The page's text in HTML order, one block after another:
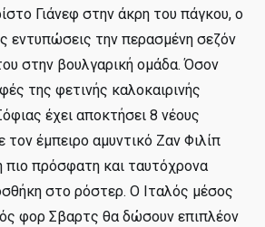
Γιάνεφ στην άκρη του πάγκου, ο
εντυπώσεις την περασμένη σεζόν
στην βουλγαρική ομάδα. Όσον
της φετινής καλοκαιρινής
έχει αποκτήσει 8 νέους
τον έμπειρο αμυντικό Ζαν Φιλίπ
πιο πρόσφατη και ταυτόχρονα
στο ρόστερ. Ο Ιταλός μέσος
φορ Σβαρτς θα δώσουν επιπλέον